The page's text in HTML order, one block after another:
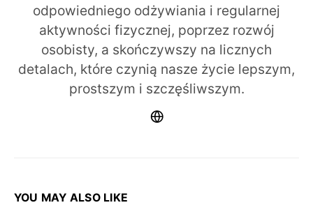
odpowiedniego odżywiania i regularnej
aktywności fizycznej, poprzez rozwój
osobisty, a skończywszy na licznych
detalach, które czynią nasze życie lepszym,
prostszym i szczęśliwszym.
YOU MAY ALSO LIKE